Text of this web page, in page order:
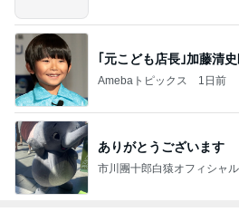
｢元こども店長｣加藤清
Amebaトピックス 1日前
ありがとうございます
市川團十郎白猿オフィシャ